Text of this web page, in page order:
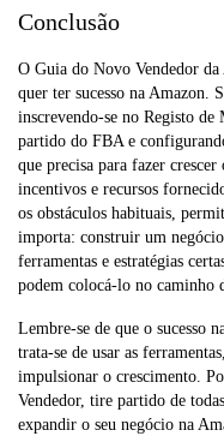
Conclusão
O Guia do Novo Vendedor da
quer ter sucesso na Amazon.
inscrevendo-se no Registo
partido do FBA e
que precisa para fazer
incentivos e recursos
os obstáculos habituais,
importa: construir um
ferramentas e estratégias
podem colocá-lo no caminho
Lembre-se de que o sucesso
trata-se de usar as
impulsionar o crescimento.
Vendedor, tire partido de
expandir o seu negócio na